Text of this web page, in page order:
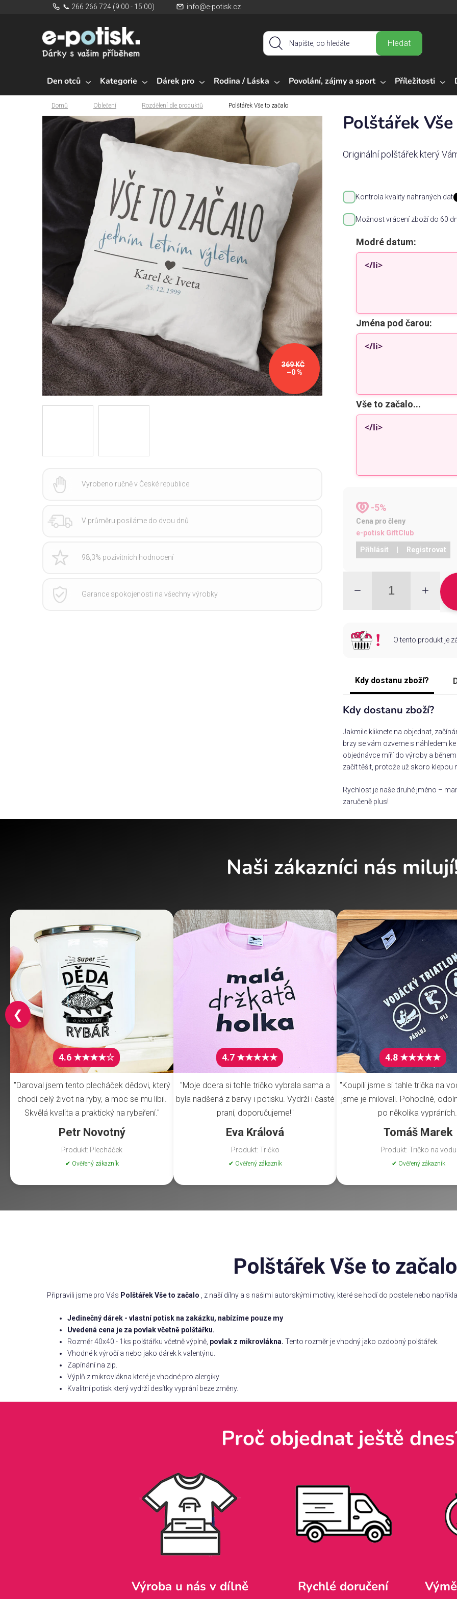
📞 266 266 724 (9:00 - 15:00) info@e-potisk.cz
Hledat
Den otců Kategorie Dárek pro Rodina / Láska Povolání, zájmy a sport Příležitosti
Domů
Domů Oblečení Rozdělení dle produktů Polštářek Vše to začalo
Polštářek
Originální polštářek který
Kontrola kvality nahraných dat
Možnost vrácení zboží do 60
Modré datum:
Jména pod čarou:
Vše to začalo...
-5%
Cena pro členy
e-potisk GiftClub
Přihlásit Registrovat
O tento produkt je
Kdy dostanu zboží?
Kdy dostanu zboží?
Jakmile kliknete na objednat,
brzy se vám ozveme s náhledem
objednávce míří do výroby a
začít těšit, protože už skoro klepou
Rychlost je naše druhé jméno –
zaručeně plus!
369 KČ
–0 %
Vyrobeno ručně v České republice
V průměru posíláme do dvou dnů
98,3% pozivitních hodnocení
Garance spokojenosti na všechny výrobky
Naši zákazníci nás
4.6 ★★★★☆
"Daroval jsem tento plecháček dědovi, který
chodí celý život na ryby, a moc se mu líbil.
Skvělá kvalita a praktický na rybaření."
Petr Novotný
Produkt: Plecháček
✔ Ověřený zákazník
4.7 ★★★★★
"Moje dcera si tohle tričko vybrala sama a
byla nadšená z barvy i potisku. Vydrží i časté
praní, doporučujeme!"
Eva Králová
Produkt: Tričko
✔ Ověřený zákazník
4.8 ★★★★★
"Koupili jsme si tahle trička na
jsme je milovali. Pohodlné,
po několika
Tomáš Marek
Produkt: Tričko na vodu
✔ Ověřený zákazník
❮
Polštářek Vše to začalo
Připravili jsme pro Vás Polštářek Vše to začalo , z naší dílny a s našimi autorskými motivy, které se hodí do postele nebo
Jedinečný dárek - vlastní potisk na zakázku, nabízíme pouze my
Uvedená cena je za povlak včetně polštářku.
Rozměr 40x40 - 1ks polštářku včetně výplně, povlak z mikrovlákna. Tento rozměr je vhodný jako ozdobný polštářek.
Vhodné k výročí a nebo jako dárek k valentýnu.
Zapínání na zip.
Výplň z mikrovlákna které je vhodné pro alergiky
Kvalitní potisk který vydrží desítky vyprání beze změny.
Proč objednat ještě
Výroba u nás v dílně Rychlé doručení